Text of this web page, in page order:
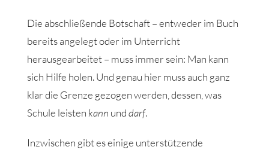
Die abschließende Botschaft – entweder im Buch
bereits angelegt oder im Unterricht
herausgearbeitet – muss immer sein: Man kann
sich Hilfe holen. Und genau hier muss auch ganz
klar die Grenze gezogen werden, dessen, was
Schule leisten kann unddarf.
Inzwischen gibt es einige unterstützende